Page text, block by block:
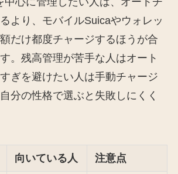
より、モバイルSuicaやウォレッ
だけ都度チャージするほうが合
。残高管理が苦手な人はオート
ぎを避けたい人は手動チャージ
分の性格で選ぶと失敗しにくく
向いている人 注意点